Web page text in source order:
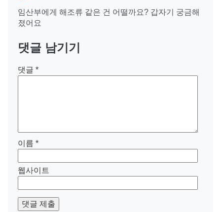
임산부에게 해조류 같은 건 어떨까요? 갑자기 궁금해
졌어요
댓글 남기기
댓글 *
이름 *
웹사이트
댓글 제출